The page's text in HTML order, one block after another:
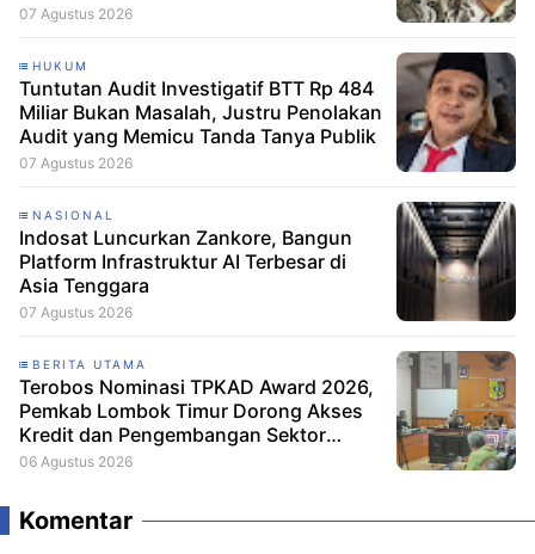
07 Agustus 2026
HUKUM
Tuntutan Audit Investigatif BTT Rp 484
Miliar Bukan Masalah, Justru Penolakan
Audit yang Memicu Tanda Tanya Publik
07 Agustus 2026
NASIONAL
Indosat Luncurkan Zankore, Bangun
Platform Infrastruktur AI Terbesar di
Asia Tenggara
07 Agustus 2026
BERITA UTAMA
Terobos Nominasi TPKAD Award 2026,
Pemkab Lombok Timur Dorong Akses
Kredit dan Pengembangan Sektor
Porang
06 Agustus 2026
Komentar